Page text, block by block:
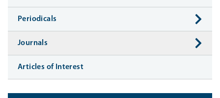
Periodicals
Journals
Articles of Interest